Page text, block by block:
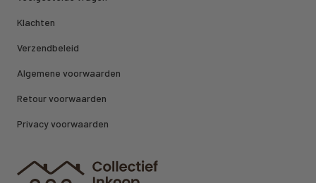
Klachten
Verzendbeleid
Algemene voorwaarden
Retour voorwaarden
Privacy voorwaarden